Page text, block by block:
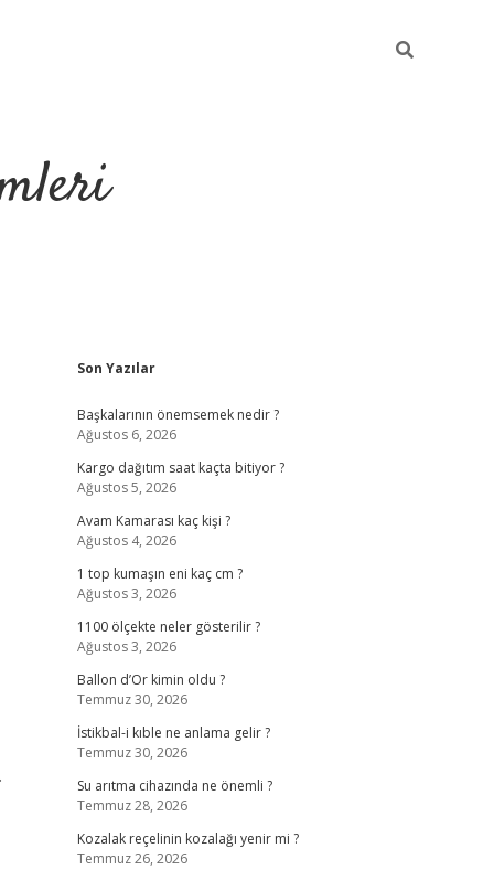
Sidebar
Son Yazılar
Başkalarının önemsemek nedir ?
Ağustos 6, 2026
Kargo dağıtım saat kaçta bitiyor ?
Ağustos 5, 2026
Avam Kamarası kaç kişi ?
Ağustos 4, 2026
1 top kumaşın eni kaç cm ?
Ağustos 3, 2026
1100 ölçekte neler gösterilir ?
Ağustos 3, 2026
Ballon d’Or kimin oldu ?
Temmuz 30, 2026
İstikbal-i kıble ne anlama gelir ?
Temmuz 30, 2026
Su arıtma cihazında ne önemli ?
Temmuz 28, 2026
Kozalak reçelinin kozalağı yenir mi ?
Temmuz 26, 2026